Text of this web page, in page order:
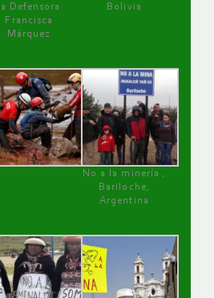
la Defensora
Francisca
Márquez
Bolivia
No a la minería ,
Bariloche,
Argentina